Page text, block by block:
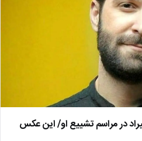
در مراسم تشییع او/ این عکس